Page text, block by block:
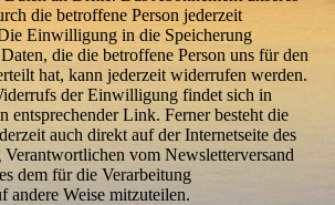
die betroffene Person jederzeit
Einwilligung in die Speicherung
die die betroffene Person uns für den
hat, kann jederzeit widerrufen werden.
der Einwilligung findet sich in
entsprechender Link. Ferner besteht die
auch direkt auf der Internetseite des
vom Newsletterversand
dem für die Verarbeitung
andere Weise mitzuteilen.